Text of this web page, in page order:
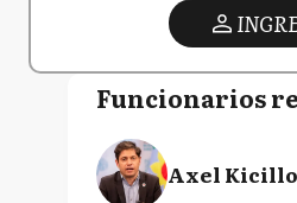
Funcionarios
Axel